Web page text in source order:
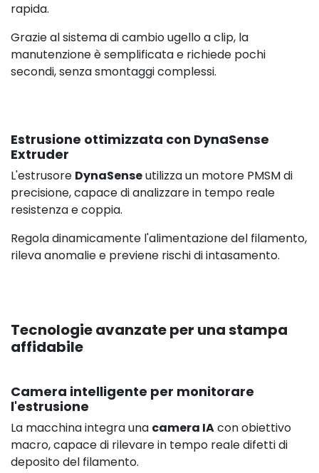
rapida.
Grazie al sistema di cambio ugello a clip, la
manutenzione è semplificata e richiede pochi
secondi, senza smontaggi complessi.
Estrusione ottimizzata con DynaSense
Extruder
L'estrusore DynaSenseutilizza un motore PMSM di
precisione, capace di analizzare in tempo reale
resistenza e coppia.
Regola dinamicamente l'alimentazione del filamento,
rileva anomalie e previene rischi di intasamento.
Tecnologie avanzate per una stampa
affidabile
Camera intelligente per monitorare
l'estrusione
La macchina integra una camera IAcon obiettivo
macro, capace di rilevare in tempo reale difetti di
deposito del filamento.